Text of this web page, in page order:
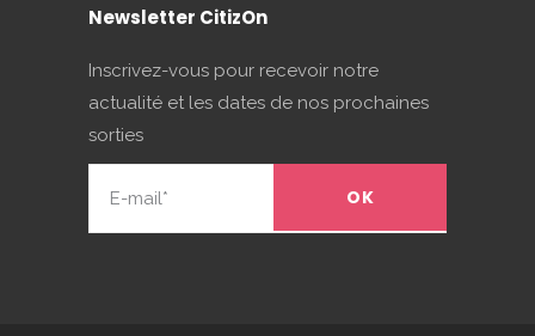
Newsletter CitizOn
Inscrivez-vous pour recevoir notre
actualité et les dates de nos prochaines
sorties